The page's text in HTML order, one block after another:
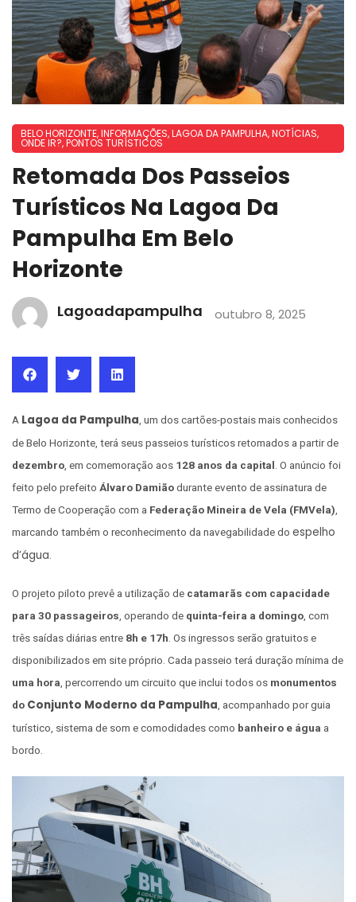
BELO HORIZONTE,INFORMAÇÕES,LAGOA DA PAMPULHA,NOTÍCIAS,
ONDE IR?,PONTOS TURÍSTICOS
Retomada Dos Passeios
Turísticos Na Lagoa Da
Pampulha Em Belo
Horizonte
Lagoadapampulha outubro 8, 2025
A Lagoa da Pampulha , um dos cartões-postais mais conhecidos
de Belo Horizonte, terá seus passeios turísticos retomados a partir de
dezembro , em comemoração aos 128 anos da capital . O anúncio foi
feito pelo prefeito Álvaro Damiãodurante evento de assinatura de
Termo de Cooperação com a Federação Mineira de Vela (FMVela)
marcando também o reconhecimento da navegabilidade do espelho
d’água
O projeto piloto prevê a utilização de catamarãs com capacidade
para 30 passageiros , operando de quinta-feira a domingo , com
três saídas diárias entre 8h e 17h . Os ingressos serão gratuitos e
disponibilizados em site próprio. Cada passeio terá duração mínima de
uma hora , percorrendo um circuito que inclui todos os monumentos
do Conjunto Moderno da Pampulha , acompanhado por guia
turístico, sistema de som e comodidades como banheiro e água a
bordo.